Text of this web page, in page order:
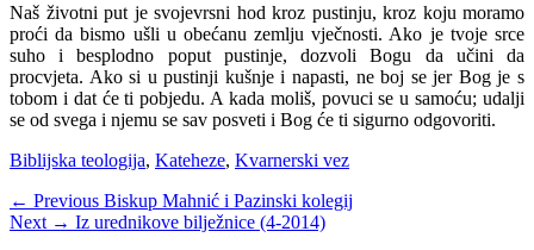
Naš životni put je svojevrsni hod kroz pustinju, kroz koju moramo
proći da bismo ušli u obećanu zemlju vječnosti. Ako je tvoje srce
suho i besplodno poput pustinje, dozvoli Bogu da učini da
procvjeta. Ako si u pustinji kušnje i napasti, ne boj se jer Bog je s
tobom i dat će ti pobjedu. A kada moliš, povuci se u samoću; udalji
se od svega i njemu se sav posveti i Bog će ti sigurno odgovoriti.
Categories
Biblijska teologija, Kateheze, Kvarnerski vez
Navigacija
objava
← Previous Previous
post:
Biskup Mahnić i Pazinski kolegij
Next → Next
Iz urednikove bilježnice (4-2014)